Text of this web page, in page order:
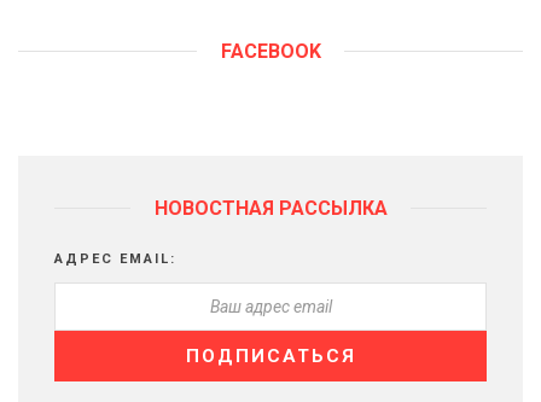
FACEBOOK
НОВОСТНАЯ РАССЫЛКА
АДРЕС EMAIL: